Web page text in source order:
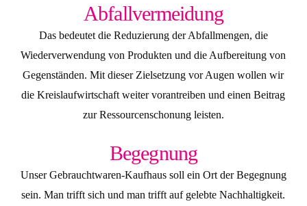
Abfallvermeidung
Das bedeutet die Reduzierung der Abfallmengen, die
Wiederverwendung von Produkten und die Aufbereitung von
Gegenständen. Mit dieser Zielsetzung vor Augen wollen wir
die Kreislaufwirtschaft weiter vorantreiben und einen Beitrag
zur Ressourcenschonung leisten.
Begegnung
Unser Gebrauchtwaren-Kaufhaus soll ein Ort der Begegnung
sein. Man trifft sich und man trifft auf gelebte Nachhaltigkeit.